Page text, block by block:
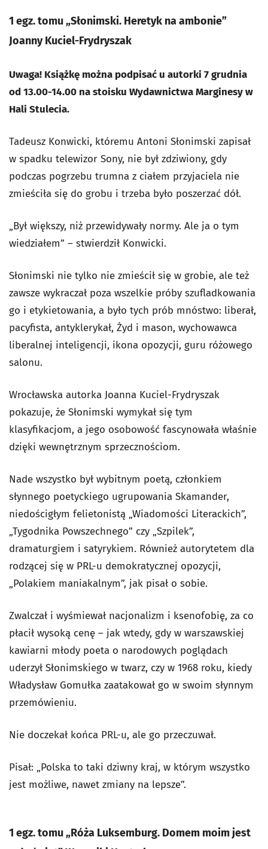
1 egz. tomu „Słonimski. Heretyk na ambonie”
Joanny Kuciel-Frydryszak
Uwaga! Książkę można podpisać u autorki 7 grudnia
od 13.00-14.00 na stoisku Wydawnictwa Marginesy w
Hali Stulecia.
Tadeusz Konwicki, któremu Antoni Słonimski zapisał
w spadku telewizor Sony, nie był zdziwiony, gdy
podczas pogrzebu trumna z ciałem przyjaciela nie
zmieściła się do grobu i trzeba było poszerzać dół.
„Był większy, niż przewidywały normy. Ale ja o tym
wiedziałem” – stwierdził Konwicki.
Słonimski nie tylko nie zmieścił się w grobie, ale też
zawsze wykraczał poza wszelkie próby szufladkowania
go i etykietowania, a było tych prób mnóstwo: liberał,
pacyfista, antyklerykał, Żyd i mason, wychowawca
liberalnej inteligencji, ikona opozycji, guru różowego
salonu.
Wrocławska autorka Joanna Kuciel-Frydryszak
pokazuje, że Słonimski wymykał się tym
klasyfikacjom, a jego osobowość fascynowała właśnie
dzięki wewnętrznym sprzecznościom.
Nade wszystko był wybitnym poetą, członkiem
słynnego poetyckiego ugrupowania Skamander,
niedościgłym felietonistą „Wiadomości Literackich”,
„Tygodnika Powszechnego” czy „Szpilek”,
dramaturgiem i satyrykiem. Również autorytetem dla
rodzącej się w PRL-u demokratycznej opozycji,
„Polakiem maniakalnym”, jak pisał o sobie.
Zwalczał i wyśmiewał nacjonalizm i ksenofobię, za co
płacił wysoką cenę – jak wtedy, gdy w warszawskiej
kawiarni młody poeta o narodowych poglądach
uderzył Słonimskiego w twarz, czy w 1968 roku, kiedy
Władysław Gomułka zaatakował go w swoim słynnym
przemówieniu.
Nie doczekał końca PRL-u, ale go przeczuwał.
Pisał: „Polska to taki dziwny kraj, w którym wszystko
jest możliwe, nawet zmiany na lepsze”.
1 egz. tomu „Róża Luksemburg. Domem moim jest